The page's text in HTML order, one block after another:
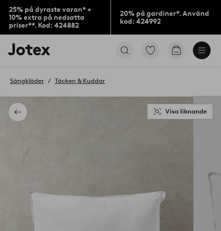
25% på dyraste varan* +
10% extra på nedsatta
priser**. Kod: 424882
20% på gardiner*. Använd
kod: 424992
Jotex
logotyp
till
Gå
Gå
Tillbaka
Sängkläder Täcken & Kuddar
Visa liknande